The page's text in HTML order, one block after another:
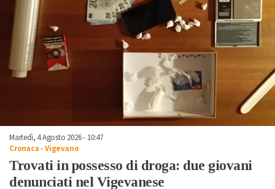
Martedì, 4 Agosto 2026 - 10:47
Cronaca-Vigevano
Trovati in possesso di droga: due giovani
denunciati nel Vigevanese